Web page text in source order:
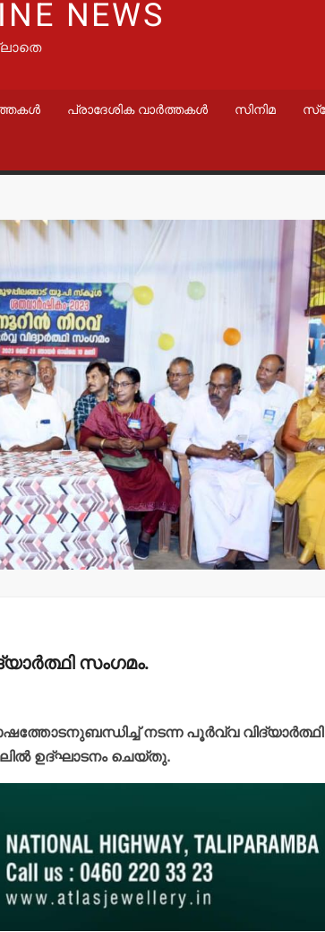
NEWS
പ്രാദേശിക വാർത്തകൾ സിനിമ
സംഗമം.
നടന്ന പൂര്‍വ്വ വിദ്യാര്‍ത്ഥി
ഉദ്ഘാടനം ചെയ്തു.
വാർത്തകൾ
മന്ത്രി അനൂപ് ജേക്കബ്
നാളെ
പാടിയോട്ടുചാലില്‍
മാവേലി സൂപ്പര്‍ സ്റ്റോര്‍
ഉദ്ഘാടനം ചെയ്യും.
admin3 August 6, 2026
വാർത്തകൾ
19 പേരെ
സര്‍ക്കാര്‍
admin3